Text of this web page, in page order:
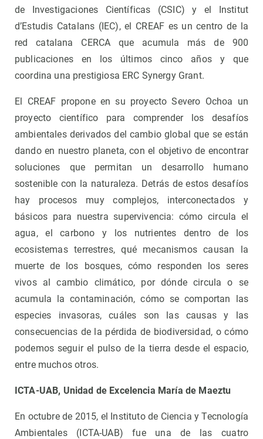
de Investigaciones Científicas (CSIC) y el Institut
d’Estudis Catalans (IEC), el CREAF es un centro de la
red catalana CERCA que acumula más de 900
publicaciones en los últimos cinco años y que
coordina una prestigiosa ERC Synergy Grant.
El CREAF propone en su proyecto Severo Ochoa un
proyecto científico para comprender los desafíos
ambientales derivados del cambio global que se están
dando en nuestro planeta, con el objetivo de encontrar
soluciones que permitan un desarrollo humano
sostenible con la naturaleza. Detrás de estos desafíos
hay procesos muy complejos, interconectados y
básicos para nuestra supervivencia: cómo circula el
agua, el carbono y los nutrientes dentro de los
ecosistemas terrestres, qué mecanismos causan la
muerte de los bosques, cómo responden los seres
vivos al cambio climático, por dónde circula o se
acumula la contaminación, cómo se comportan las
especies invasoras, cuáles son las causas y las
consecuencias de la pérdida de biodiversidad, o cómo
podemos seguir el pulso de la tierra desde el espacio,
entre muchos otros.
ICTA-UAB, Unidad de Excelencia María de Maeztu
En octubre de 2015, el Instituto de Ciencia y Tecnología
Ambientales (ICTA-UAB) fue una de las cuatro